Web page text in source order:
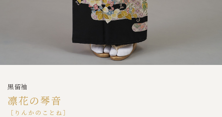
黒留袖
凛花の琴音
［りんかのことね］